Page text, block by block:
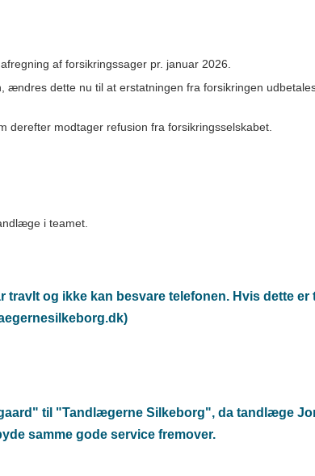
af forsikringssager pr. januar 2026.
dette nu til at erstatningen fra forsikringen
derefter modtager refusion fra forsikringsselskabet.
i teamet.
travlt og ikke kan besvare telefonen. Hvis dette
til "Tandlægerne Silkeborg", da tandlæge
samme gode service fremover.